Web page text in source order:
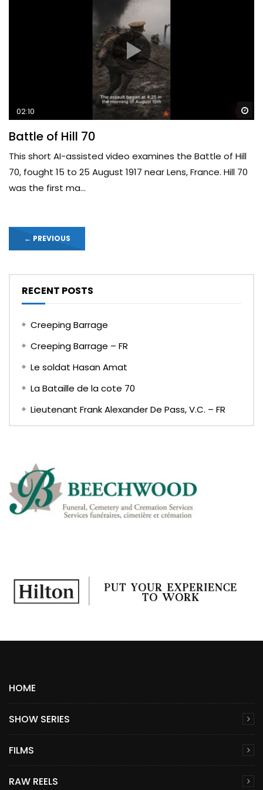
02:10
Battle of Hill 70
This short AI-assisted video examines the Battle of Hill
70, fought 15 to 25 August 1917 near Lens, France. Hill 70
was the first ma...
← PREVIOUS
RECENT POSTS
Creeping Barrage
Creeping Barrage – FR
Le soldat Hasan Amat
La Bataille de la cote 70
Lieutenant Frank Alexander De Pass, V.C. – FR
HOME
SHOW SERIES
FILMS
RAW REELS